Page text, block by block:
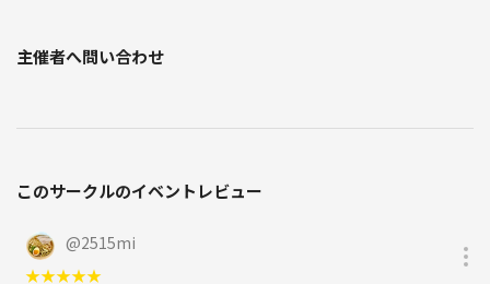
主催者へ問い合わせ
このサークルのイベントレビュー
@2515mi
★★★★★